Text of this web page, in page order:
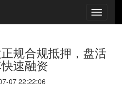
规合规抵押，盘活
速融资
07 22:22:06